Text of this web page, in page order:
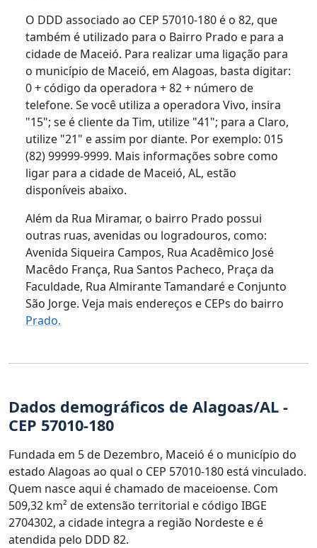
O DDD associado ao CEP 57010-180 é o 82, que
também é utilizado para o Bairro Prado e para a
cidade de Maceió. Para realizar uma ligação para
o município de Maceió, em Alagoas, basta digitar:
0 + código da operadora + 82 + número de
telefone. Se você utiliza a operadora Vivo, insira
"15"; se é cliente da Tim, utilize "41"; para a Claro,
utilize "21" e assim por diante. Por exemplo: 015
(82) 99999-9999. Mais informações sobre como
ligar para a cidade de Maceió, AL, estão
disponíveis abaixo.
Além da Rua Miramar, o bairro Prado possui
outras ruas, avenidas ou logradouros, como:
Avenida Siqueira Campos, Rua Acadêmico José
Macêdo França, Rua Santos Pacheco, Praça da
Faculdade, Rua Almirante Tamandaré e Conjunto
São Jorge. Veja mais endereços e CEPs do bairro
Prado.
Dados demográficos de Alagoas/AL -
CEP 57010-180
Fundada em 5 de Dezembro, Maceió é o município do
estado Alagoas ao qual o CEP 57010-180 está vinculado.
Quem nasce aqui é chamado de maceioense. Com
509,32 km² de extensão territorial e código IBGE
2704302, a cidade integra a região Nordeste e é
atendida pelo DDD 82.